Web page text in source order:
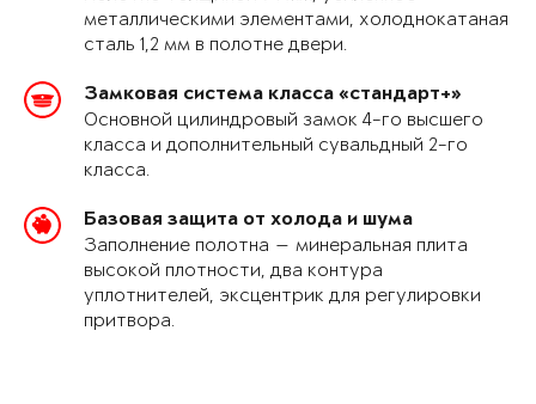
металлическими элементами, холоднокатаная
сталь 1,2 мм в полотне двери.
Замковая система класса «стандарт+»
Основной цилиндровый замок 4-го высшего
класса и дополнительный сувальдный 2-го
класса.
Базовая защита от холода и шума
Заполнение полотна — минеральная плита
высокой плотности, два контура
уплотнителей, эксцентрик для регулировки
притвора.